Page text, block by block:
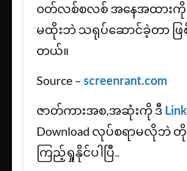
ဝတ်လစ်စလစ် အနေအထားကို
မထိုးဘဲ သရုပ်ဆောင်ခဲ့တာ ဖြ
တယ်။
Source – screenrant.com
ဇာတ်ကားအစ,အဆုံးကို ဒီ Link
Download လုပ်စရာမလိုဘဲ
ကြည့်ရှုနိုင်ပါပြီ..